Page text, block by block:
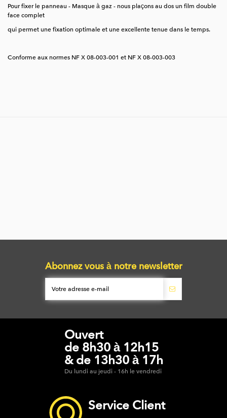
Pour fixer le panneau - Masque à gaz - nous plaçons au dos un film double
face complet
qui permet une fixation optimale et une excellente tenue dans le temps.
Conforme aux normes NF X 08-003-001 et NF X 08-003-003
Abonnez vous à notre newsletter
Ouvert
de 8h30 à 12h15
& de 13h30 à 17h
Du lundi au jeudi - 16h le vendredi
Service Client